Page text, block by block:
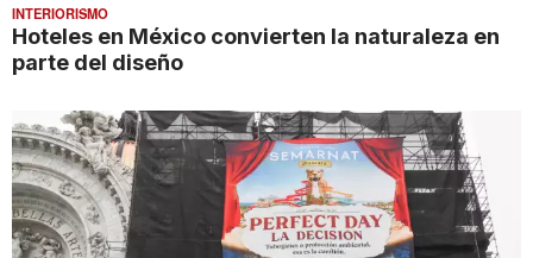
INTERIORISMO
Hoteles en México convierten la naturaleza en
parte del diseño